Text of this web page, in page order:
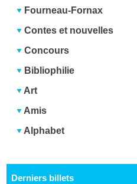
Fourneau-Fornax
Contes et nouvelles
Concours
Bibliophilie
Art
Amis
Alphabet
Derniers billets